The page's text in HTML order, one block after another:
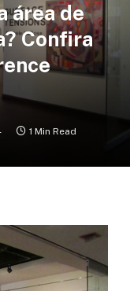
área de
Confira
1 Min Read